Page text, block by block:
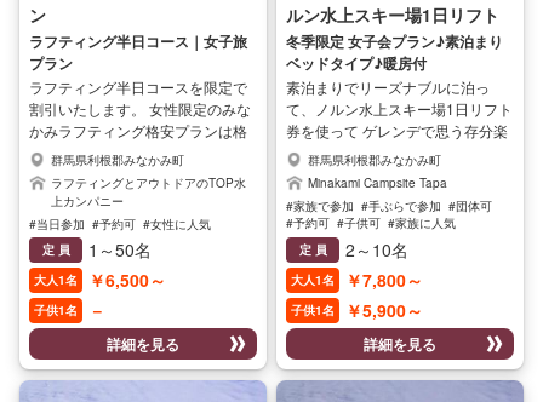
ン
ラフティング半日コース｜女子旅
プラン
ラフティング半日コースを限定で
割引いたします。 女性限定のみな
かみラフティング格安プランは格
安で参加できるラフティングプラ
ンです！ マイナスイオンたっぷり
の大自然に囲まれながらの川下り
で日頃の疲れもリフレッシュ 女性
だけでも気軽に参加できる安心安
全な水上ラフティングツアーで
す！ ラフティングは専門ガイドが
同行するのでご安心ください(^^♪
サプライズやイベントなどで是非
ご利用くださいませ♪ 【開催期間】
4月～11月迄
群馬県利根郡みなかみ町
ラフティングとアウトドアのTOP水
上カンパニー
#当日参加 #予約可 #女性に人気
定 員
1～50名
大人1名 ￥6,500～
子供1名 －
詳細を見る
ルン水上スキー場1日リフト
券付【素泊り ベッドタイプ♪
暖房付】
冬季限定 女子会プラン♪素泊まり
ベッドタイプ♪暖房付
素泊まりでリーズナブルに泊っ
て、ノルン水上スキー場1日リフト
券を使って ゲレンデで思う存分楽
しんじゃおう！！！ ～内容～
TAPAキャンプ場素泊まり＆ノルン
水上スキー場のリフト1日券付 ス
キー・スノーボードに行かれる方
のためにお気軽に素泊まりできる
プラン 水洗トイレ、パウダールー
ムは別棟に完備！（電子レンジ、ポ
ットなどございます。） 食事はあ
りませんのでご自由にお持ち込み
ください。 無料送迎有（要予約） 近
隣のスキー場までの車での移動時
群馬県利根郡みなかみ町
Minakami Campsite Tapa
#家族で参加 #手ぶらで参加 #団体可
#予約可 #子供可 #家族に人気
#子供に人気
#女性に人気
定 員 2～10名
大人1名 ￥7,800～
子供1名 ￥5,900～
詳細を見る